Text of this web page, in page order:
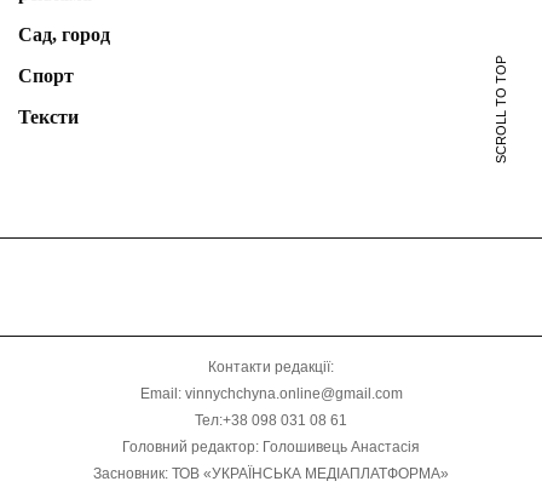
Сад, город
Спорт
Тексти
SCROLL TO TOP
Контакти редакції:
Email: vinnychchyna.online@gmail.com
Тел:+38 098 031 08 61
Головний редактор: Голошивець Анастасія
Засновник: ТОВ «УКРАЇНСЬКА МЕДІАПЛАТФОРМА»